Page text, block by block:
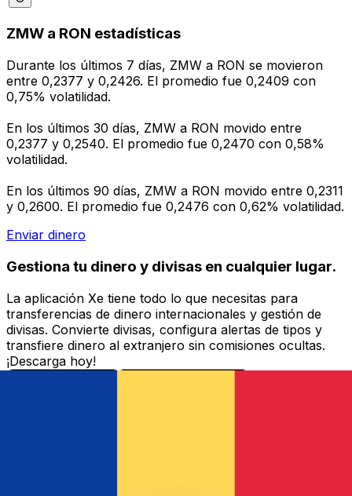
ZMW a RON estadísticas
Durante los últimos 7 días, ZMW a RON se movieron
entre 0,2377 y 0,2426. El promedio fue 0,2409 con
0,75% volatilidad.
En los últimos 30 días, ZMW a RON movido entre
0,2377 y 0,2540. El promedio fue 0,2470 con 0,58%
volatilidad.
En los últimos 90 días, ZMW a RON movido entre 0,2311
y 0,2600. El promedio fue 0,2476 con 0,62% volatilidad.
Enviar dinero
Gestiona tu dinero y divisas en cualquier lugar.
La aplicación Xe tiene todo lo que necesitas para
transferencias de dinero internacionales y gestión de
divisas. Convierte divisas, configura alertas de tipos y
transfiere dinero al extranjero sin comisiones ocultas.
¡Descarga hoy!